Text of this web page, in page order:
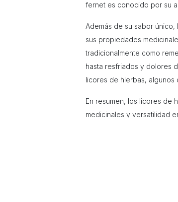
fernet es conocido por su
Además de su sabor
sus propiedades
tradicionalmente como
hasta resfriados y dolores
licores de hierbas,
En resumen, los licores de
medicinales y versatilidad